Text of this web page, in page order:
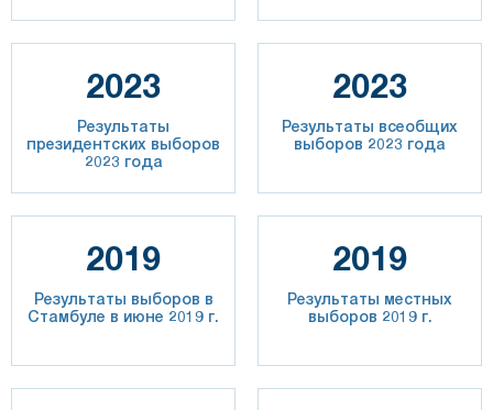
2023
Результаты
президентских выборов
2023 года
2023
Результаты всеобщих
выборов 2023 года
2019
Результаты выборов в
Стамбуле в июне 2019 г.
2019
Результаты местных
выборов 2019 г.